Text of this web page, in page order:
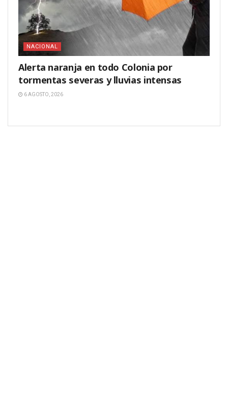
NACIONAL
Alerta naranja en todo Colonia por
tormentas severas y lluvias intensas
6 AGOSTO, 2026